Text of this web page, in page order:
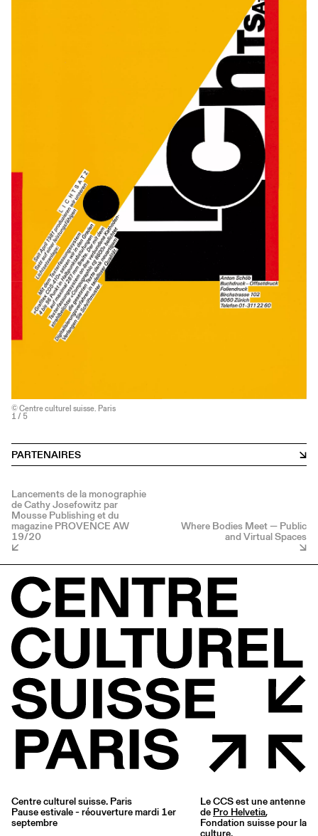
© Centre culturel suisse. Paris
1 / 5
PARTENAIRES
Lancements de la monographie
de Cathy Josefowitz par
Mousse Publishing et du
magazine PROVENCE AW
19/20
Where Bodies Meet — Public
and Virtual Spaces
Centre culturel suisse. Paris
Pause estivale - réouverture mardi 1er
septembre
Le CCS est une antenne
de Pro Helvetia,
Fondation suisse pour la